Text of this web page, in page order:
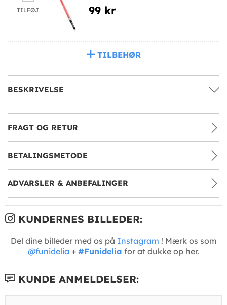
TILFØJ 99 kr
TILBEHØR
BESKRIVELSE
FRAGT OG RETUR
BETALINGSMETODE
ADVARSLER & ANBEFALINGER
KUNDERNES BILLEDER:
Del dine billeder med os på Instagram ! Mærk os som
@funidelia + #Funidelia for at dukke op her.
KUNDE ANMELDELSER: